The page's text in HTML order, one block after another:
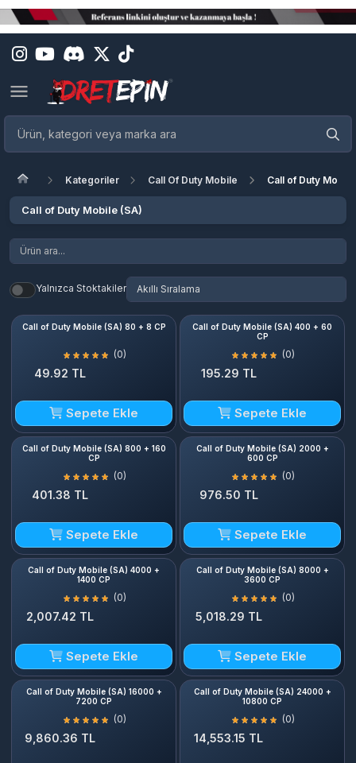
Kategoriler Call Of Duty Mobile Call of Duty
Call of Duty Mobile (SA)
Yalnızca Stoktakiler
Call of Duty Mobile (SA) 80 + 8 CP
(0)
49.92 TL
Sepete Ekle
Call of Duty Mobile (SA) 400 + 60
CP
(0)
195.29 TL
Sepete Ekle
Call of Duty Mobile (SA) 800 + 160
CP
(0)
401.38 TL
Sepete Ekle
Call of Duty Mobile (SA) 2000 +
600 CP
(0)
976.50 TL
Sepete Ekle
Call of Duty Mobile (SA) 4000 +
1400 CP
(0)
2,007.42 TL
Sepete Ekle
Call of Duty Mobile (SA) 8000 +
3600 CP
(0)
5,018.29 TL
Sepete Ekle
Call of Duty Mobile (SA) 16000 +
7200 CP
(0)
9,860.36 TL
Call of Duty Mobile (SA) 24000 +
10800 CP
(0)
14,553.15 TL